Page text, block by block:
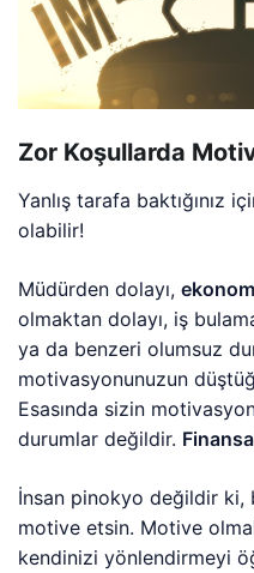
Zor Koşullarda
Yanlış tarafa baktığınız
olabilir!
Müdürden dolayı,
olmaktan dolayı, iş
ya da benzeri olumsuz
motivasyonunuzun
Esasında sizin
durumlar değildir.
İnsan pinokyo değildir
motive etsin. Motive
kendinizi yönlendirmeyi